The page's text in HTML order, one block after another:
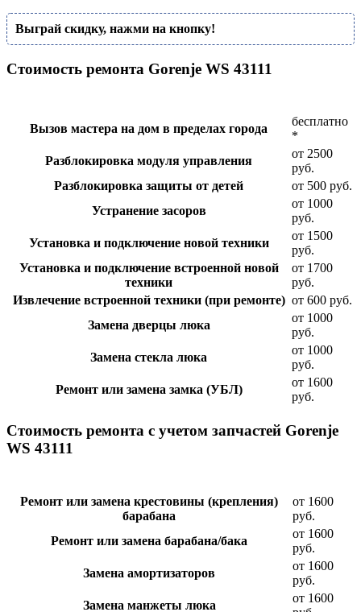
Выграй скидку, нажми на кнопку!
Стоимость ремонта Gorenje WS 43111
Вызов мастера на дом в пределах города
бесплатно
*
Разблокировка модуля управления
от 2500
руб.
Разблокировка защиты от детей
от 500 руб.
Устранение засоров
от 1000
руб.
Установка и подключение новой техники
от 1500
руб.
Установка и подключение встроенной новой
техники
от 1700
руб.
Извлечение встроенной техники (при ремонте) от 600 руб.
Замена дверцы люка
от 1000
руб.
Замена стекла люка
от 1000
руб.
Ремонт или замена замка (УБЛ)
от 1600
руб.
Стоимость ремонта с учетом запчастей Gorenje
WS 43111
Ремонт или замена крестовины (крепления)
барабана
от 1600
руб.
Ремонт или замена барабана/бака
от 1600
руб.
Замена амортизаторов
от 1600
руб.
Замена манжеты люка
от 1600